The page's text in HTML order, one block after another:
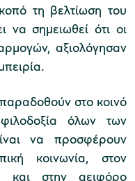
τη βελτίωση του
να σημειωθεί ότι οι
αξιολόγησαν
στο κοινό
όλων των
να προσφέρουν
κοινωνία, στον
και στην αειφόρο